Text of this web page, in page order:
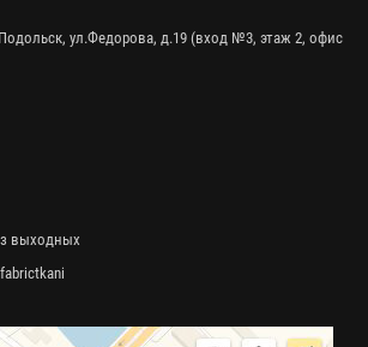
ул.Федорова, д.19 (вход №3, этаж 2, офис
выходных